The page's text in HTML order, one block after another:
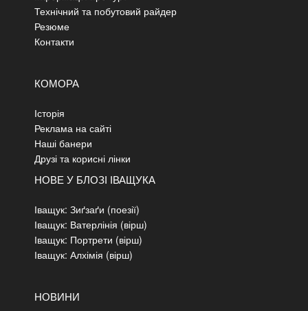
Технічний та побутовий райдер
Резюме
Контакти
КОМОРА
Історія
Реклама на сайті
Наші банери
Друзі та корисні лінки
НОВЕ У БЛОЗІ ІВАЩУКА
Іващук: Зиґзаґи (поезії)
Іващук: Ватерлінія (вірш)
Іващук: Портрети (вірш)
Іващук: Алхімія (вірш)
НОВИНИ